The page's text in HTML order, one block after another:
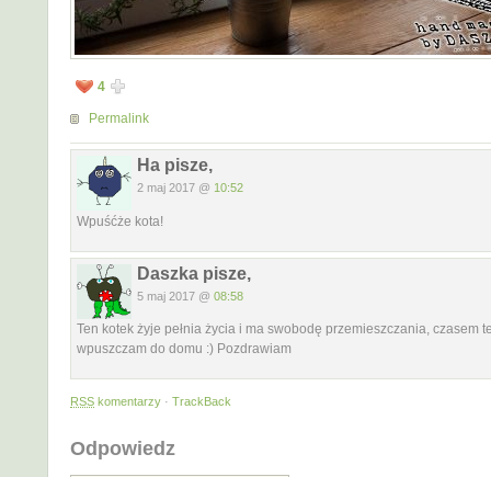
4
Permalink
Ha pisze,
2 maj 2017 @ 10:52
Wpuśćże kota!
Daszka pisze,
5 maj 2017 @ 08:58
Ten kotek żyje pełnia życia i ma swobodę przemieszczania, czasem
wpuszczam do domu :) Pozdrawiam
RSS komentarzy · TrackBack
Odpowiedz